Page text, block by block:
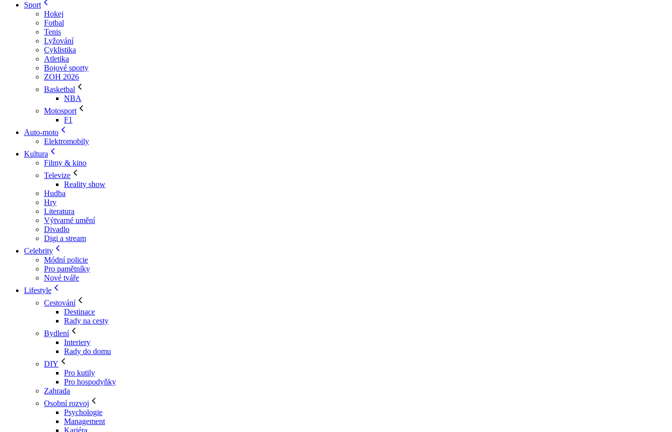
Sport
Hokej
Fotbal
Tenis
Lyžování
Cyklistika
Atletika
Bojové sporty
ZOH 2026
Basketbal
NBA
Motosport
F1
Auto-moto
Elektromobily
Kultura
Filmy & kino
Televize
Reality show
Hudba
Hry
Literatura
Výtvarné umění
Divadlo
Digi a stream
Celebrity
Módní policie
Pro pamětníky
Nové tváře
Lifestyle
Cestování
Destinace
Rady na cesty
Bydlení
Interiery
Rady do domu
DIY
Pro kutily
Pro hospodyňky
Zahrada
Osobní rozvoj
Psychologie
Management
Kariéra